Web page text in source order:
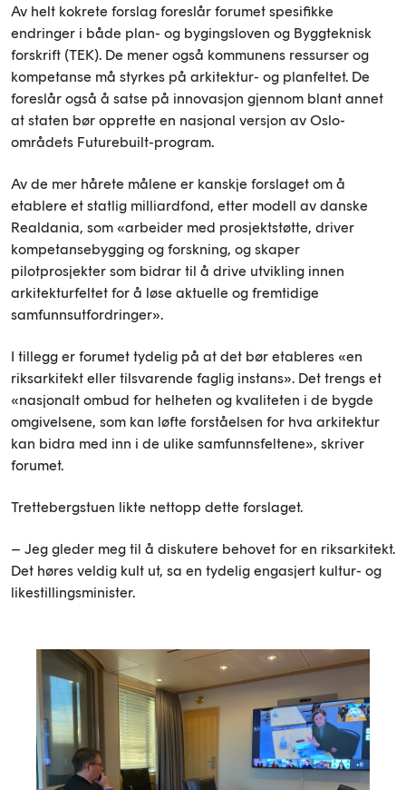
Av helt kokrete forslag foreslår forumet spesifikke
endringer i både plan- og bygingsloven og Byggteknisk
forskrift (TEK). De mener også kommunens ressurser og
kompetanse må styrkes på arkitektur- og planfeltet. De
foreslår også å satse på innovasjon gjennom blant annet
at staten bør opprette en nasjonal versjon av Oslo-
områdets Futurebuilt-program.
Av de mer hårete målene er kanskje forslaget om å
etablere et statlig milliardfond, etter modell av danske
Realdania, som «arbeider med prosjektstøtte, driver
kompetansebygging og forskning, og skaper
pilotprosjekter som bidrar til å drive utvikling innen
arkitekturfeltet for å løse aktuelle og fremtidige
samfunnsutfordringer».
I tillegg er forumet tydelig på at det bør etableres «en
riksarkitekt eller tilsvarende faglig instans». Det trengs et
«nasjonalt ombud for helheten og kvaliteten i de bygde
omgivelsene, som kan løfte forståelsen for hva arkitektur
kan bidra med inn i de ulike samfunnsfeltene», skriver
forumet.
Trettebergstuen likte nettopp dette forslaget.
– Jeg gleder meg til å diskutere behovet for en riksarkitekt.
Det høres veldig kult ut, sa en tydelig engasjert kultur- og
likestillingsminister.